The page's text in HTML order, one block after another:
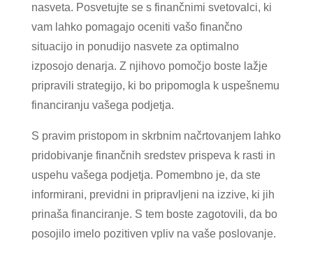
nasveta. Posvetujte se s finančnimi svetovalci, ki
vam lahko pomagajo oceniti vašo finančno
situacijo in ponudijo nasvete za optimalno
izposojo denarja. Z njihovo pomočjo boste lažje
pripravili strategijo, ki bo pripomogla k uspešnemu
financiranju vašega podjetja.
S pravim pristopom in skrbnim načrtovanjem lahko
pridobivanje finančnih sredstev prispeva k rasti in
uspehu vašega podjetja. Pomembno je, da ste
informirani, previdni in pripravljeni na izzive, ki jih
prinaša financiranje. S tem boste zagotovili, da bo
posojilo imelo pozitiven vpliv na vaše poslovanje.